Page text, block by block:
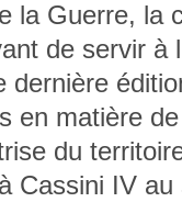
la Guerre, la
de servir à
en matière
du
Cassini IV